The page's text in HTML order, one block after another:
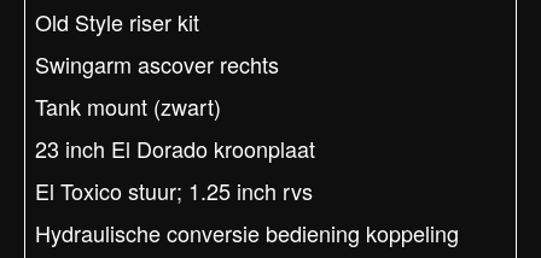
Old Style riser kit
Swingarm ascover rechts
Tank mount (zwart)
23 inch El Dorado kroonplaat
El Toxico stuur; 1.25 inch rvs
Hydraulische conversie bediening koppeling